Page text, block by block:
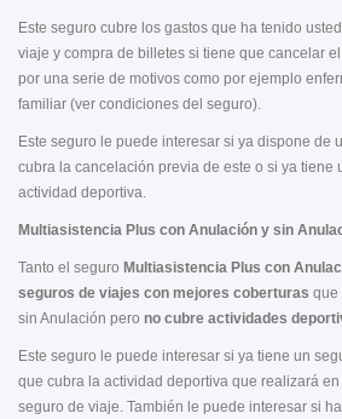
Este seguro cubre los gastos que ha tenido
viaje y compra de billetes si tiene que cancelar
por una serie de motivos como por ejemplo
familiar (ver condiciones del seguro).
Este seguro le puede interesar si ya dispone de
cubra la cancelación previa de este o si ya tiene
actividad deportiva.
Multiasistencia Plus con Anulación y sin
Tanto el seguro Multiasistencia Plus con
seguros de viajes con mejores coberturas que
sin Anulación pero no cubre actividades
Este seguro le puede interesar si ya tiene un
que cubra la actividad deportiva que realizará
seguro de viaje. También le puede interesar si